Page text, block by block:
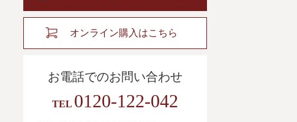
オンライン購入はこちら
お電話でのお問い合わせ
TEL 0120-122-042